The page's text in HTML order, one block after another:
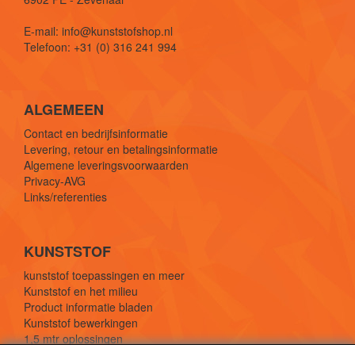
E-mail: info@kunststofshop.nl
Telefoon: +31 (0) 316 241 994
ALGEMEEN
Contact en bedrijfsinformatie
Levering, retour en betalingsinformatie
Algemene leveringsvoorwaarden
Privacy-AVG
Links/referenties
KUNSTSTOF
kunststof toepassingen en meer
Kunststof en het milieu
Product informatie bladen
Kunststof bewerkingen
1,5 mtr oplossingen